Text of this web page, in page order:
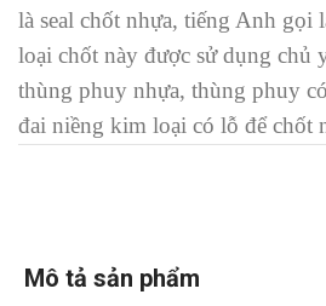
là seal chốt nhựa, tiếng Anh gọi
loại chốt này được sử dụng chủ
thùng phuy nhựa, thùng phuy
đai niềng kim loại có lỗ để
Mô tả sản phẩm